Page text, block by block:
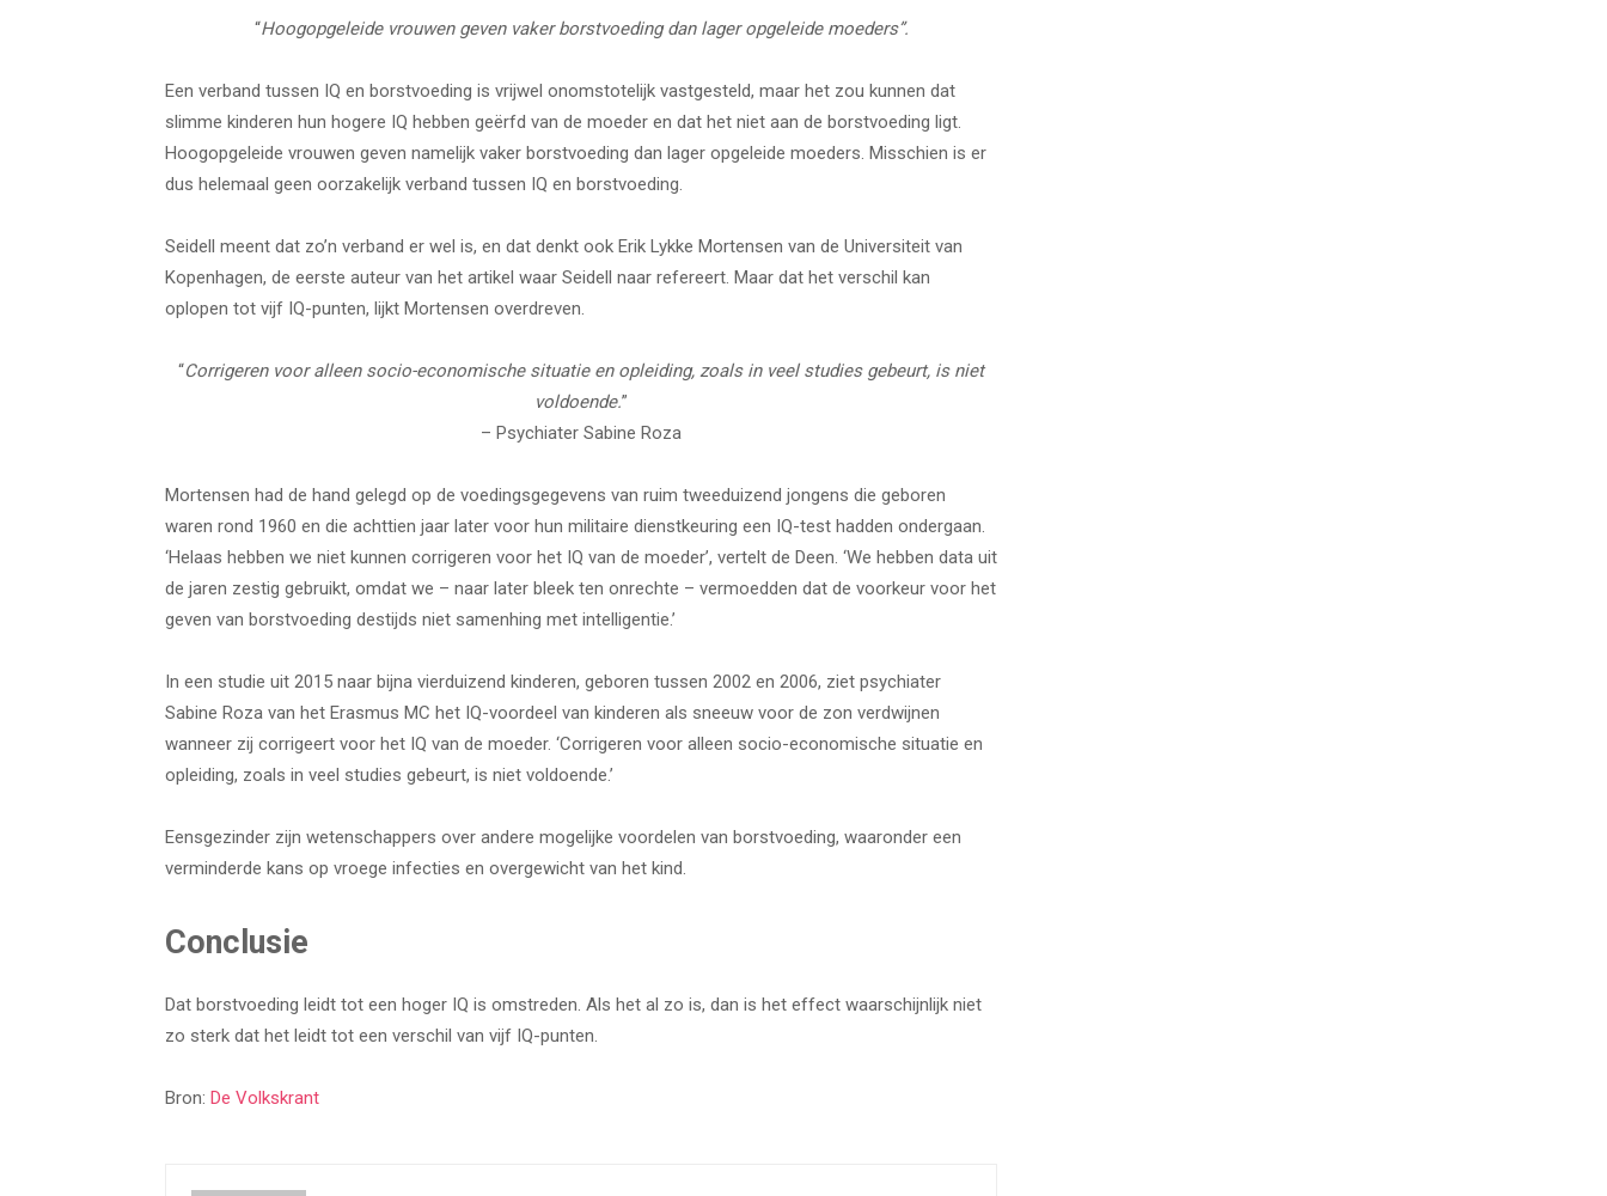
“Hoogopgeleide vrouwen geven vaker borstvoeding dan lager opgeleide moeders”.
Een verband tussen IQ en borstvoeding is vrijwel onomstotelijk vastgesteld, maar het zou kunnen dat
slimme kinderen hun hogere IQ hebben geërfd van de moeder en dat het niet aan de borstvoeding ligt.
Hoogopgeleide vrouwen geven namelijk vaker borstvoeding dan lager opgeleide moeders. Misschien is er
dus helemaal geen oorzakelijk verband tussen IQ en borstvoeding.
Seidell meent dat zo’n verband er wel is, en dat denkt ook Erik Lykke Mortensen van de Universiteit van
Kopenhagen, de eerste auteur van het artikel waar Seidell naar refereert. Maar dat het verschil kan
oplopen tot vijf IQ-punten, lijkt Mortensen overdreven.
“Corrigeren voor alleen socio-economische situatie en opleiding, zoals in veel studies gebeurt, is niet
voldoende.”
– Psychiater Sabine Roza
Mortensen had de hand gelegd op de voedingsgegevens van ruim tweeduizend jongens die geboren
waren rond 1960 en die achttien jaar later voor hun militaire dienstkeuring een IQ-test hadden ondergaan.
‘Helaas hebben we niet kunnen corrigeren voor het IQ van de moeder’, vertelt de Deen. ‘We hebben data uit
de jaren zestig gebruikt, omdat we – naar later bleek ten onrechte – vermoedden dat de voorkeur voor het
geven van borstvoeding destijds niet samenhing met intelligentie.’
In een studie uit 2015 naar bijna vierduizend kinderen, geboren tussen 2002 en 2006, ziet psychiater
Sabine Roza van het Erasmus MC het IQ-voordeel van kinderen als sneeuw voor de zon verdwijnen
wanneer zij corrigeert voor het IQ van de moeder. ‘Corrigeren voor alleen socio-economische situatie en
opleiding, zoals in veel studies gebeurt, is niet voldoende.’
Eensgezinder zijn wetenschappers over andere mogelijke voordelen van borstvoeding, waaronder een
verminderde kans op vroege infecties en overgewicht van het kind.
Conclusie
Dat borstvoeding leidt tot een hoger IQ is omstreden. Als het al zo is, dan is het effect waarschijnlijk niet
zo sterk dat het leidt tot een verschil van vijf IQ-punten.
Bron: De Volkskrant